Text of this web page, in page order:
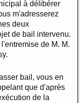
à délibérer
m'adresserez
deux
de bail intervenu.
de M. M.
bail, vous en
que d'après
de la